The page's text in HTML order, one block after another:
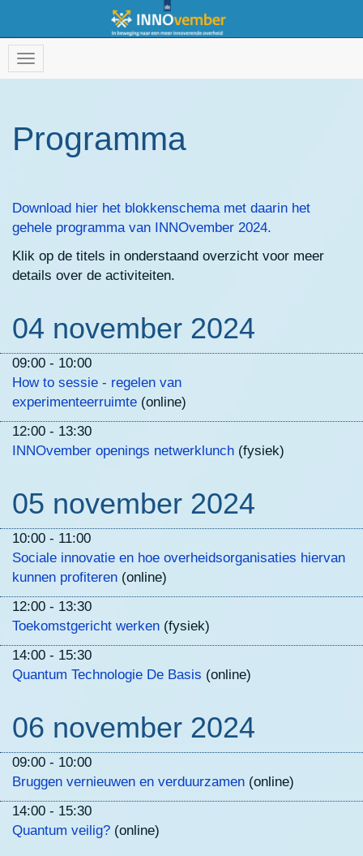
Programma
Download hier het blokkenschema met daarin het
gehele programma van INNOvember 2024.
Klik op de titels in onderstaand overzicht voor meer
details over de activiteiten.
04 november 2024
09:00 - 10:00
How to sessie - regelen van
experimenteerruimte (online)
12:00 - 13:30
INNOvember openings netwerklunch (fysiek)
05 november 2024
10:00 - 11:00
Sociale innovatie en hoe overheidsorganisaties hiervan
kunnen profiteren (online)
12:00 - 13:30
Toekomstgericht werken (fysiek)
14:00 - 15:30
Quantum Technologie De Basis (online)
06 november 2024
09:00 - 10:00
Bruggen vernieuwen en verduurzamen (online)
14:00 - 15:30
Quantum veilig? (online)